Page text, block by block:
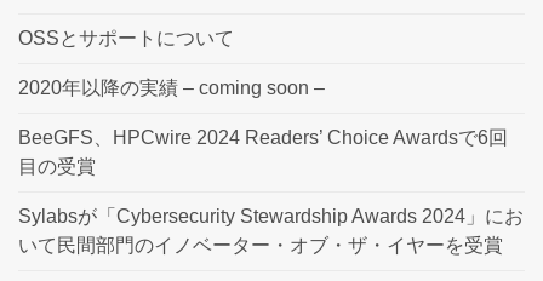
OSSとサポートについて
2020年以降の実績 – coming soon –
BeeGFS、HPCwire 2024 Readers’ Choice Awardsで6回
目の受賞
Sylabsが「Cybersecurity Stewardship Awards 2024」にお
いて民間部門のイノベーター・オブ・ザ・イヤーを受賞